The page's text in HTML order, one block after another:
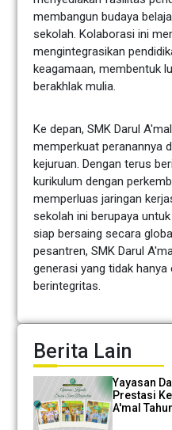
membangun budaya
sekolah. Kolaborasi ini
mengintegrasikan
keagamaan, membentuk
berakhlak mulia.
Ke depan, SMK Darul
memperkuat peranannya
kejuruan. Dengan terus
kurikulum dengan
memperluas jaringan
sekolah ini berupaya
siap bersaing secara
pesantren, SMK Darul
generasi yang tidak
berintegritas.
Berita Lain
Yayasan
Prestasi
A'mal